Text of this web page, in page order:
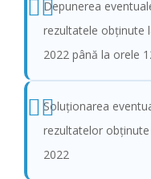
Depunerea
rezultatele obținute
2022 până la orele
Soluționarea
rezultatelor
2022